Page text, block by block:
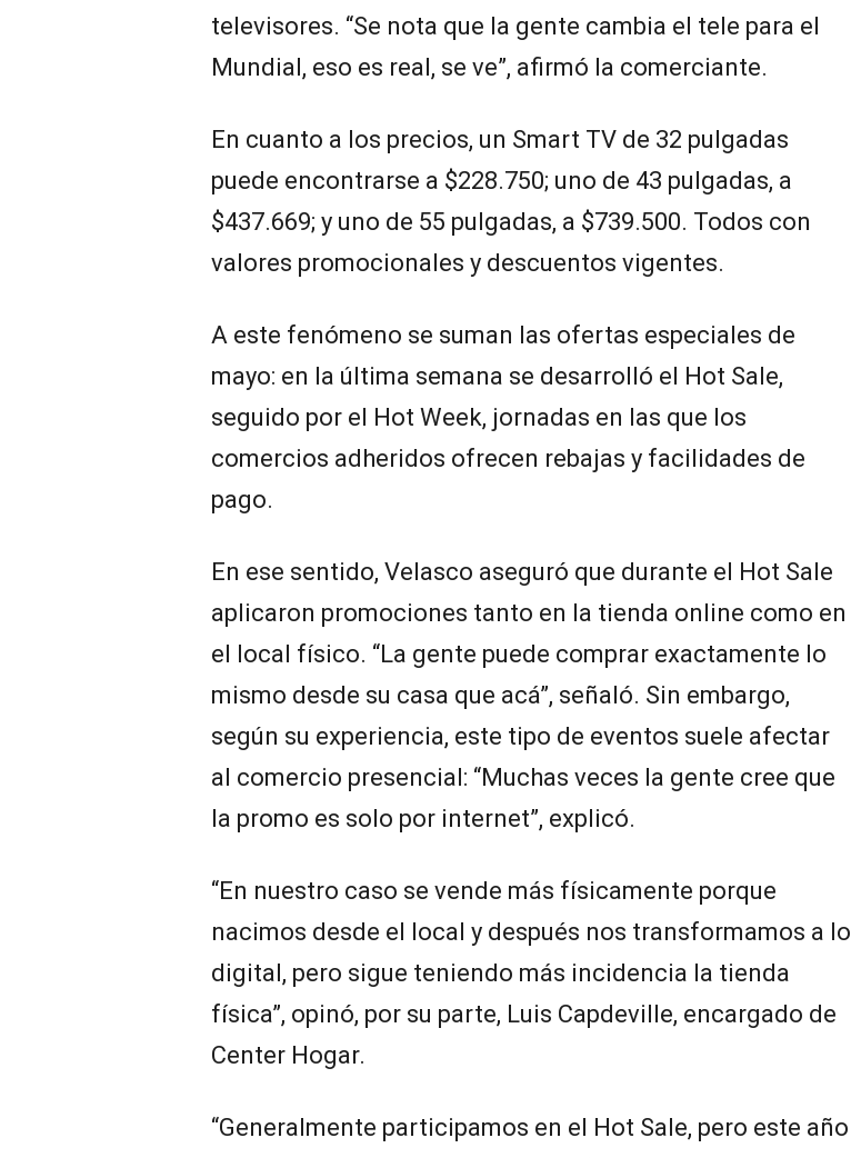
televisores. “Se nota que la gente cambia el tele para el
Mundial, eso es real, se ve”, afirmó la comerciante.
En cuanto a los precios, un Smart TV de 32 pulgadas
puede encontrarse a $228.750; uno de 43 pulgadas, a
$437.669; y uno de 55 pulgadas, a $739.500. Todos con
valores promocionales y descuentos vigentes.
A este fenómeno se suman las ofertas especiales de
mayo: en la última semana se desarrolló el Hot Sale,
seguido por el Hot Week, jornadas en las que los
comercios adheridos ofrecen rebajas y facilidades de
pago.
En ese sentido, Velasco aseguró que durante el Hot Sale
aplicaron promociones tanto en la tienda online como en
el local físico. “La gente puede comprar exactamente lo
mismo desde su casa que acá”, señaló. Sin embargo,
según su experiencia, este tipo de eventos suele afectar
al comercio presencial: “Muchas veces la gente cree que
la promo es solo por internet”, explicó.
“En nuestro caso se vende más físicamente porque
nacimos desde el local y después nos transformamos a lo
digital, pero sigue teniendo más incidencia la tienda
física”, opinó, por su parte, Luis Capdeville, encargado de
Center Hogar.
“Generalmente participamos en el Hot Sale, pero este año